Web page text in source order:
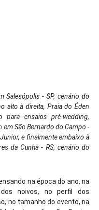
Salesópolis - SP, cenário do
alto à direita, Praia do Éden
para ensaios pré-wedding,
em São Bernardo do Campo -
e finalmente embaixo à
da Cunha - RS, cenário do
na época do ano, na
noivos, no perfil dos
no tamanho do evento, na